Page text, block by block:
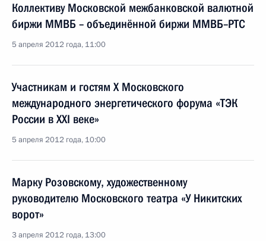
Коллективу Московской межбанковской валютной
биржи ММВБ – объединённой биржи ММВБ–РТС
5 апреля 2012 года, 11:00
Участникам и гостям X Московского
международного энергетического форума «ТЭК
России в XXI веке»
5 апреля 2012 года, 10:00
Марку Розовскому, художественному
руководителю Московского театра «У Никитских
ворот»
3 апреля 2012 года, 13:00